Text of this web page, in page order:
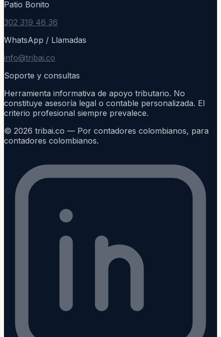
Patio Bonito
302 319 46 36
WhatsApp / Llamadas
info@tribai.co
Soporte y consultas
Herramienta informativa de apoyo tributario. No
constituye asesoría legal o contable personalizada. El
criterio profesional siempre prevalece.
© 2026 tribai.co — Por contadores colombianos, para
contadores colombianos.